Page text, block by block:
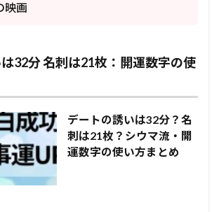
映画
32分 名刺は21枚：開運数字の使
デートの誘いは32分？名
刺は21枚？シウマ流・開
運数字の使い方まとめ